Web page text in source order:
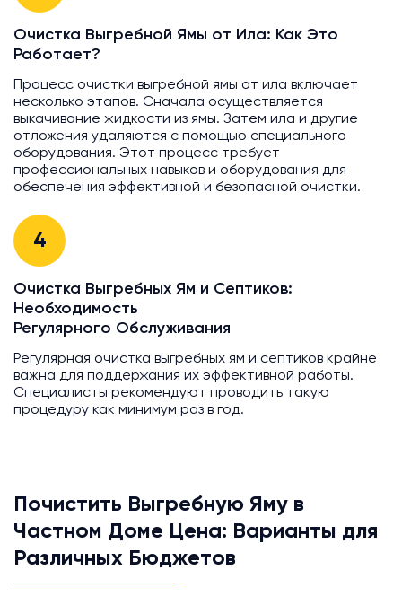
Очистка Выгребной Ямы от Ила: Как Это
Работает?
Процесс очистки выгребной ямы от ила включает
несколько этапов. Сначала осуществляется
выкачивание жидкости из ямы. Затем ила и другие
отложения удаляются с помощью специального
оборудования. Этот процесс требует
профессиональных навыков и оборудования для
обеспечения эффективной и безопасной очистки.
4
Очистка Выгребных Ям и Септиков:
Необходимость
Регулярного Обслуживания
Регулярная очистка выгребных ям и септиков крайне
важна для поддержания их эффективной работы.
Специалисты рекомендуют проводить такую
процедуру как минимум раз в год.
Почистить Выгребную Яму в
Частном Доме Цена: Варианты для
Различных Бюджетов